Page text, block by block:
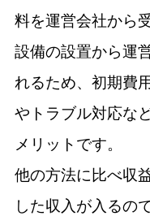
料を運営会社から
設備の設置から運
れるため、初期費
やトラブル対応な
メリットです。
他の方法に比べ収
した収入が入るの